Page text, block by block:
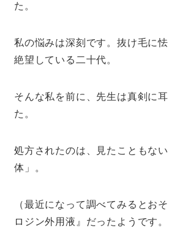
た。
私の悩みは深刻です。抜け毛に
絶望している二十代。
そんな私を前に、先生は真剣に
た。
処方されたのは、見たこともな
体」。
（最近になって調べてみるとお
ロジン外用液』だったようです